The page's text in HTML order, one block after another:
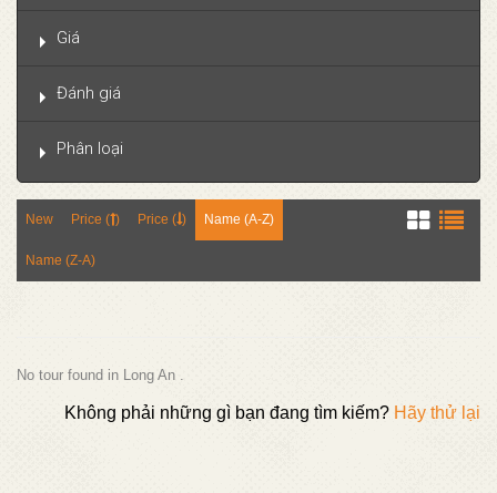
Giá
Đánh giá
Phân loại
New Price ( ) Price ( ) Name (A-Z)
Name (Z-A)
No tour found in Long An .
Không phải những gì bạn đang tìm kiếm? Hãy thử lại